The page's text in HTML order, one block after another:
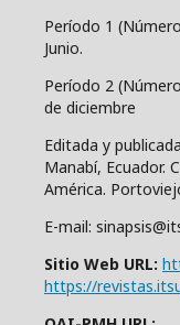
Período 1
Junio.
Período 2
de diciembre
Editada y
Manabí, Ecuador.
América.
E-mail:
Sitio Web URL:
https://